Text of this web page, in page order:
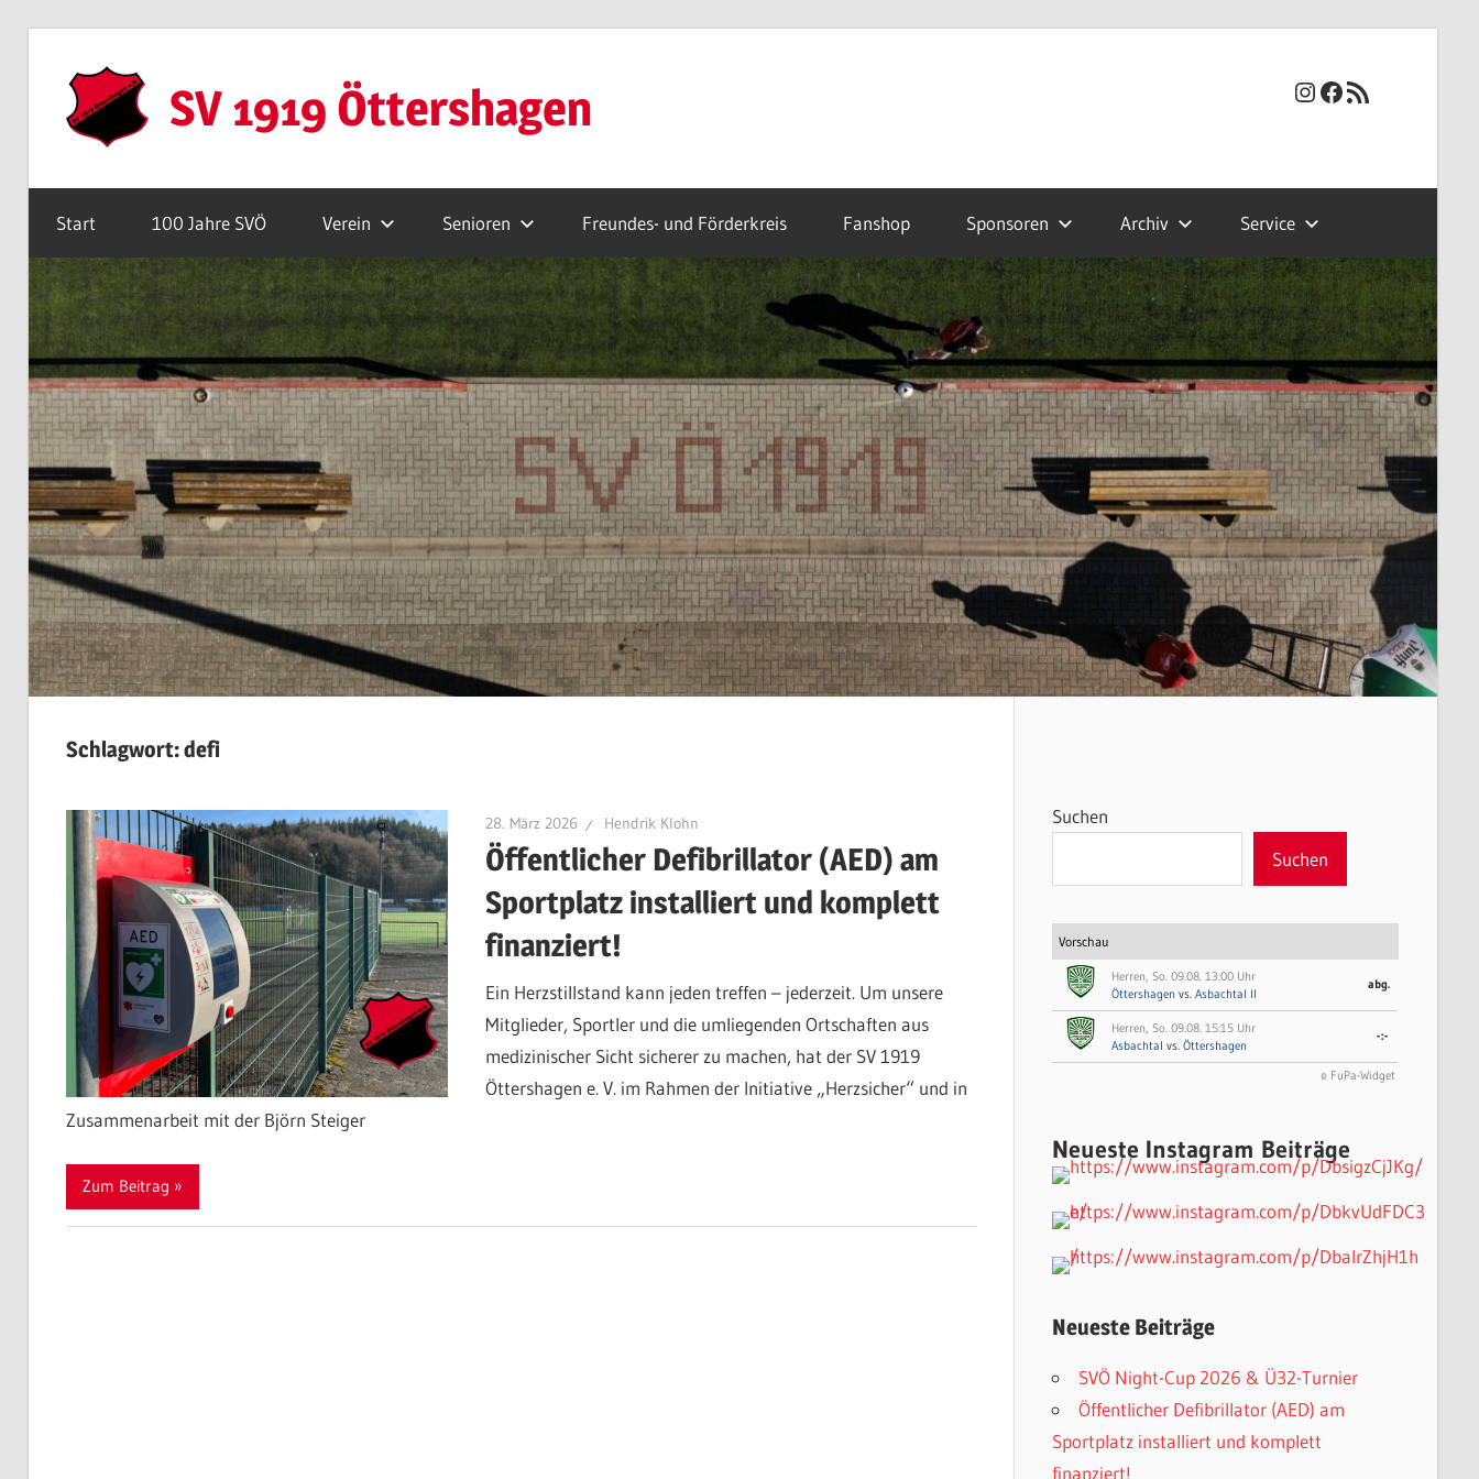
Inhalt
springen
SV 1919 Öttershagen Instagram
Facebook
RSS-Feed
Start 100 Jahre SVÖ Verein Senioren Freundes- und Förderkreis Fanshop Sponsoren Archiv Service
Schlagwort:defi
28. März 2026 Hendrik Klohn
Öffentlicher Defibrillator (AED) am
Sportplatz installiert und komplett
finanziert!
Ein Herzstillstand kann jeden treffen – jederzeit. Um unsere
Mitglieder, Sportler und die umliegenden Ortschaften aus
medizinischer Sicht sicherer zu machen, hat der SV 1919
Öttershagen e. V. im Rahmen der Initiative „Herzsicher“ und in
Zusammenarbeit mit der Björn Steiger
Zum Beitrag
Suchen
Suchen
Vorschau
Herren, So. 09.08. 13:00 Uhr
Öttershagen vs. Asbachtal II
abg.
Herren, So. 09.08. 15:15 Uhr
Asbachtal vs. Öttershagen
-:-
© FuPa-Widget
Neueste Instagram Beiträge
Neueste Beiträge
SVÖ Night-Cup 2026 & Ü32-Turnier
Öffentlicher Defibrillator (AED) am
Sportplatz installiert und komplett
finanziert!